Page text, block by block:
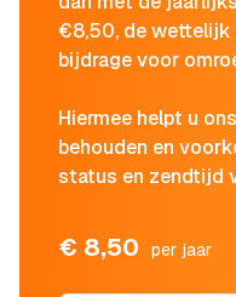
€8,50, de wettelijk
bijdrage voor
Hiermee helpt u
behouden en
status en zendtijd
€ 8,50 per jaar